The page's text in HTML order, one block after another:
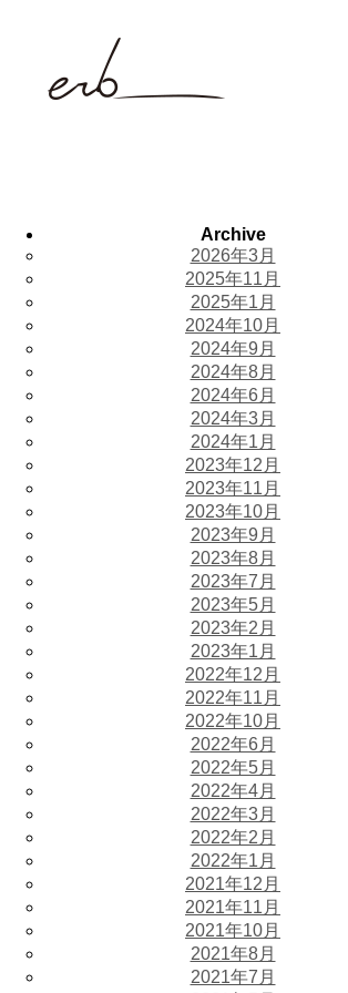
Archive
2026年3月
2025年11月
2025年1月
2024年10月
2024年9月
2024年8月
2024年6月
2024年3月
2024年1月
2023年12月
2023年11月
2023年10月
2023年9月
2023年8月
2023年7月
2023年5月
2023年2月
2023年1月
2022年12月
2022年11月
2022年10月
2022年6月
2022年5月
2022年4月
2022年3月
2022年2月
2022年1月
2021年12月
2021年11月
2021年10月
2021年8月
2021年7月